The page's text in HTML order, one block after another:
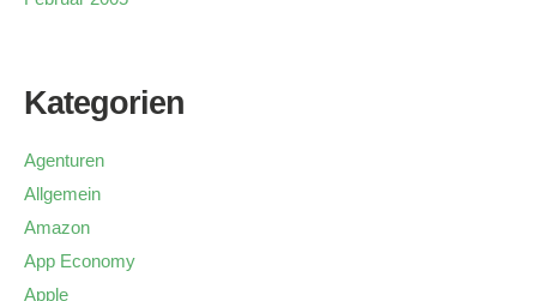
Kategorien
Agenturen
Allgemein
Amazon
App Economy
Apple